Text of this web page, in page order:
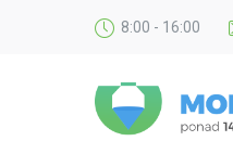
8:00 - 16:00